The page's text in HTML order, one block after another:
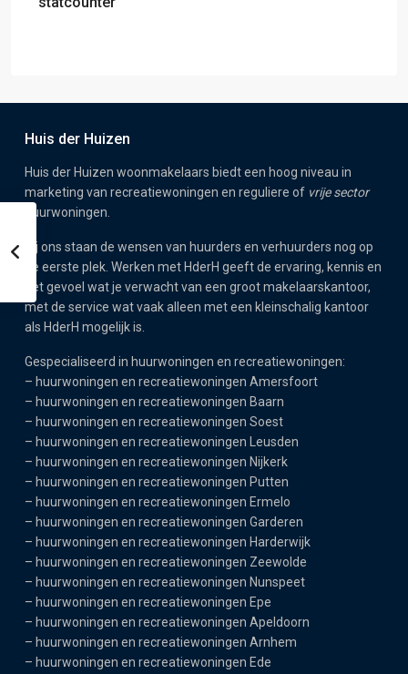
Huis der Huizen
Huis der Huizen woonmakelaars biedt een hoog niveau in
marketing van recreatiewoningen en reguliere of vrije sector
huurwoningen.
Bij ons staan de wensen van huurders en verhuurders nog op
de eerste plek. Werken met HderH geeft de ervaring, kennis en
het gevoel wat je verwacht van een groot makelaarskantoor,
met de service wat vaak alleen met een kleinschalig kantoor
als HderH mogelijk is.
Gespecialiseerd in huurwoningen en recreatiewoningen:
– huurwoningen en recreatiewoningen Amersfoort
– huurwoningen en recreatiewoningen Baarn
– huurwoningen en recreatiewoningen Soest
– huurwoningen en recreatiewoningen Leusden
– huurwoningen en recreatiewoningen Nijkerk
– huurwoningen en recreatiewoningen Putten
– huurwoningen en recreatiewoningen Ermelo
– huurwoningen en recreatiewoningen Garderen
– huurwoningen en recreatiewoningen Harderwijk
– huurwoningen en recreatiewoningen Zeewolde
– huurwoningen en recreatiewoningen Nunspeet
– huurwoningen en recreatiewoningen Epe
– huurwoningen en recreatiewoningen Apeldoorn
– huurwoningen en recreatiewoningen Arnhem
– huurwoningen en recreatiewoningen Ede